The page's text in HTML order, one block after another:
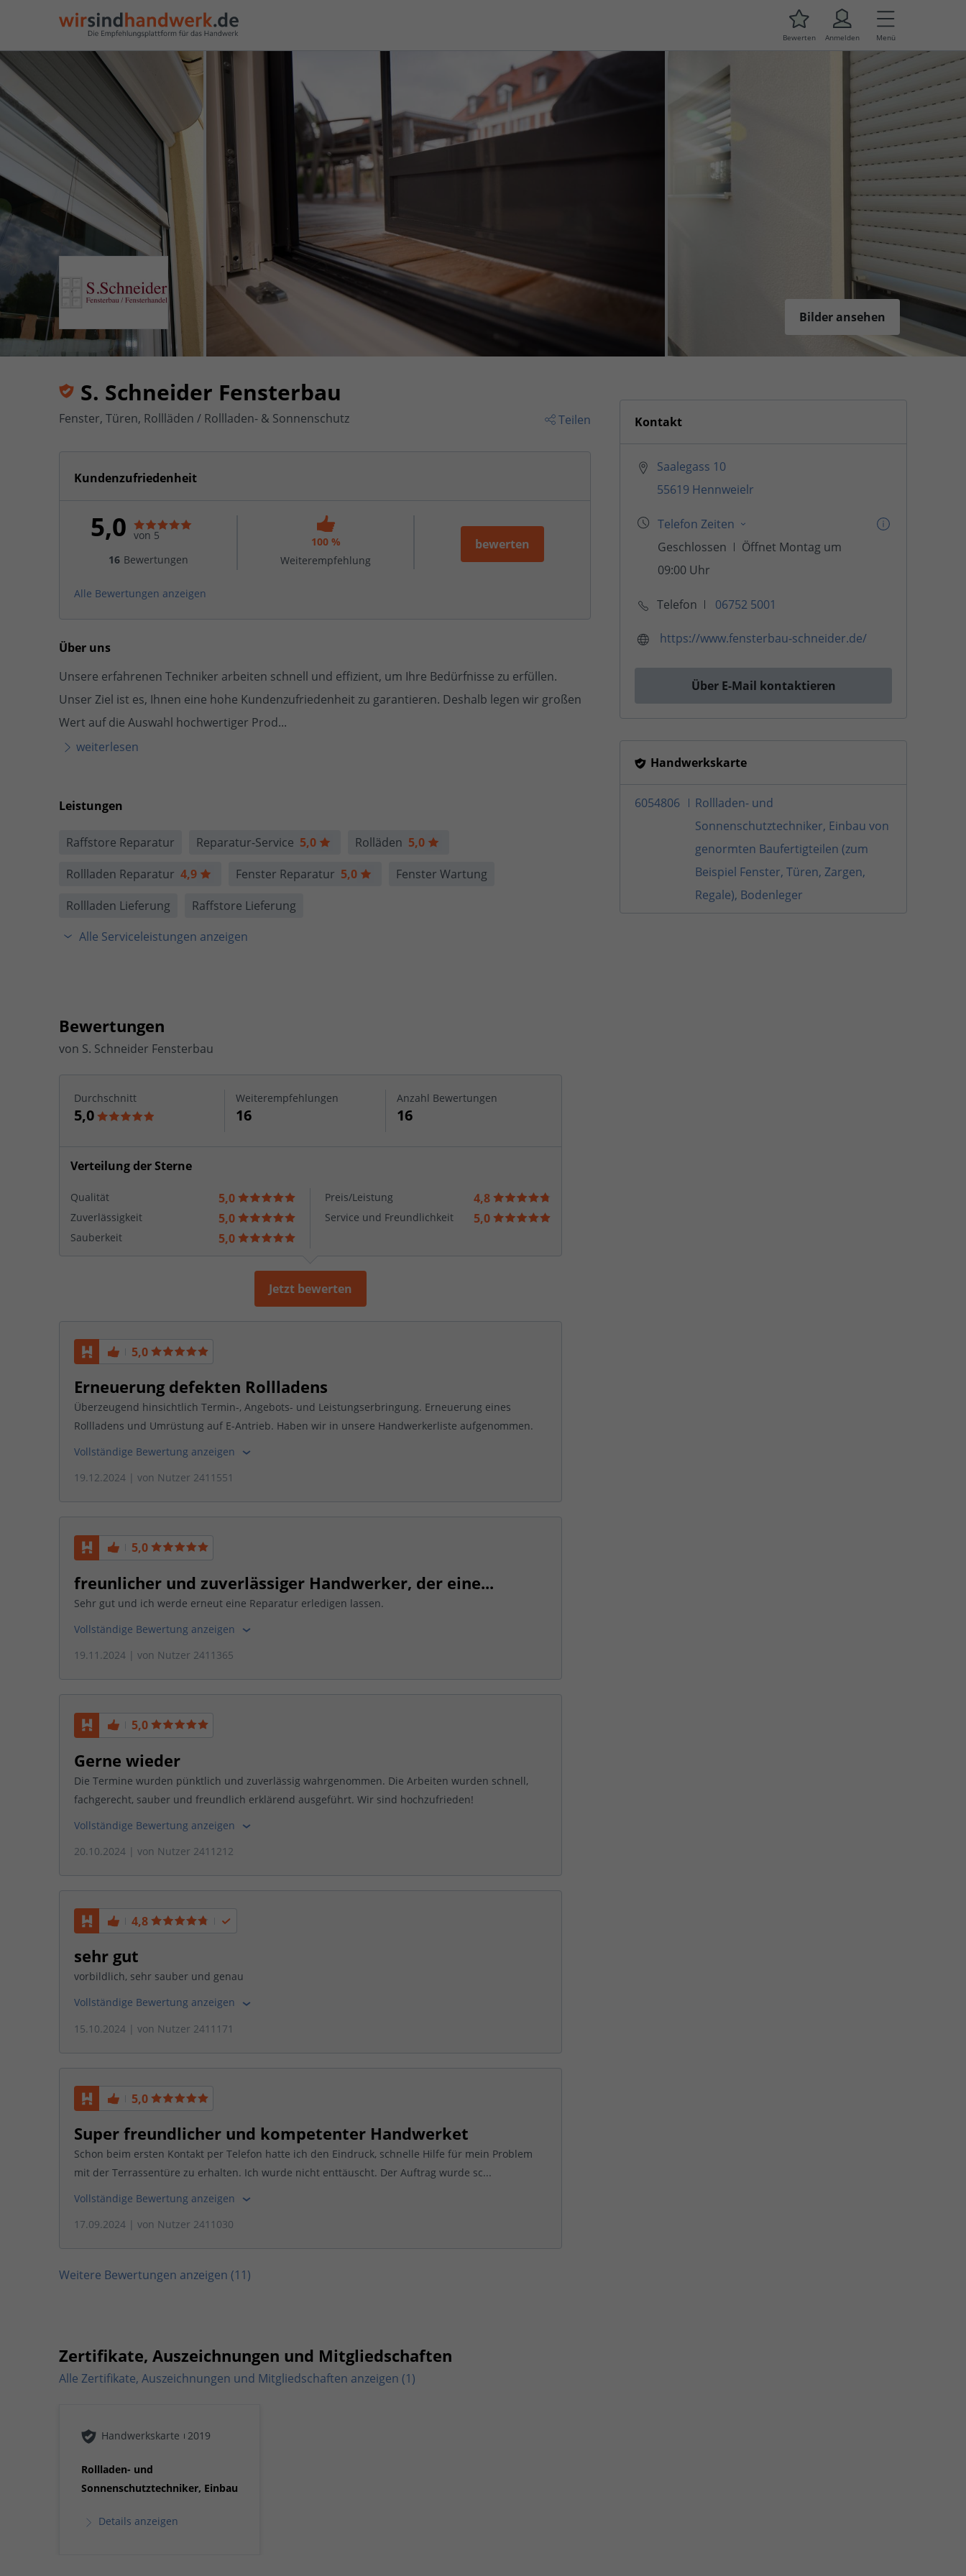
Bewerten Anmelden Menü
Bilder ansehen
S. Schneider Fensterbau
Teilen
Fenster, Türen, Rollläden / Rollladen- & Sonnenschutz
Kundenzufriedenheit
5,0 von 5
16 Bewertungen
100 %
Weiterempfehlung
bewerten
Alle Bewertungen anzeigen
Kontakt
Saalegass 10
55619 Hennweielr
Telefon 06752 5001
https://www.fensterbau-schneider.de/
Über E-Mail kontaktieren
Handwerkskarte
6054806
Rollladen- und
Sonnenschutztechniker, Einbau von
genormten Baufertigteilen (zum
Beispiel Fenster, Türen, Zargen,
Regale), Bodenleger
Über uns
Unsere erfahrenen Techniker arbeiten schnell und effizient, um Ihre Bedürfnisse zu erfüllen.
Unser Ziel ist es, Ihnen eine hohe Kundenzufriedenheit zu garantieren. Deshalb legen wir großen
Wert auf die Auswahl hochwertiger Prod...
weiterlesen
Leistungen
Raffstore Reparatur Reparatur-Service 5,0 Rolläden 5,0
Rollladen Reparatur 4,9 Fenster Reparatur 5,0
Fenster Wartung
Rollladen Lieferung
Raffstore Lieferung
Alle Serviceleistungen anzeigen
Bewertungen
von S. Schneider Fensterbau
Durchschnitt
5,0
Weiterempfehlungen
16
Anzahl Bewertungen
16
Verteilung der Sterne
Qualität 5,0 Preis/Leistung 4,8
Zuverlässigkeit 5,0 Service und Freundlichkeit 5,0
Sauberkeit 5,0
Jetzt bewerten
5,0
Erneuerung defekten Rollladens
Überzeugend hinsichtlich Termin-, Angebots- und Leistungserbringung. Erneuerung eines
Rollladens und Umrüstung auf E-Antrieb. Haben wir in unsere Handwerkerliste aufgenommen.
Vollständige Bewertung anzeigen
19.12.2024 | von Nutzer 2411551
5,0
freunlicher und zuverlässiger Handwerker, der eine...
Sehr gut und ich werde erneut eine Reparatur erledigen lassen.
Vollständige Bewertung anzeigen
19.11.2024 | von Nutzer 2411365
5,0
Gerne wieder
Die Termine wurden pünktlich und zuverlässig wahrgenommen. Die Arbeiten wurden schnell,
fachgerecht, sauber und freundlich erklärend ausgeführt. Wir sind hochzufrieden!
Vollständige Bewertung anzeigen
20.10.2024 | von Nutzer 2411212
4,8
sehr gut
vorbildlich, sehr sauber und genau
Vollständige Bewertung anzeigen
15.10.2024 | von Nutzer 2411171
5,0
Super freundlicher und kompetenter Handwerket
Schon beim ersten Kontakt per Telefon hatte ich den Eindruck, schnelle Hilfe für mein Problem
mit der Terrassentüre zu erhalten. Ich wurde nicht enttäuscht. Der Auftrag wurde sc...
Vollständige Bewertung anzeigen
17.09.2024 | von Nutzer 2411030
Weitere Bewertungen anzeigen (11)
Zertifikate, Auszeichnungen und Mitgliedschaften
Alle Zertifikate, Auszeichnungen und Mitgliedschaften anzeigen (1)
Handwerkskarte 2019
Rollladen- und
Sonnenschutztechniker, Einbau
Details anzeigen